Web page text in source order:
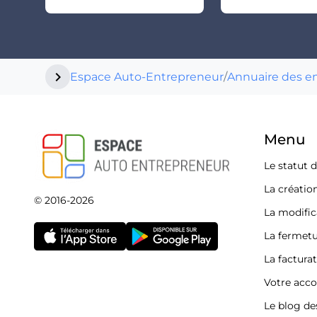
chevron_right Espace Auto-Entrepreneur/Annuaire des
© 2016-2026
Menu
Le statut
La
La
La
La
Votre
Le blog